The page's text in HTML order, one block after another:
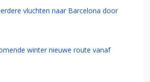
vluchten naar Barcelona door
winter nieuwe route vanaf